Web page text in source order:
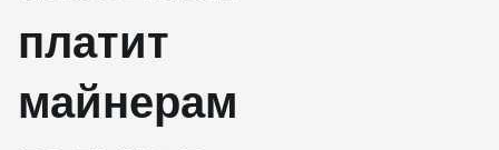
платит
майнерам